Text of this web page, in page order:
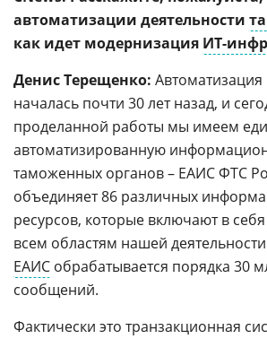
автоматизации деятельности
как идет модернизация ИТ-
Денис Терещенко:
началась почти 30 лет назад, и
проделанной работы мы имеем
автоматизированную
таможенных органов – ЕАИС ФТС
объединяет 86 различных
ресурсов, которые включают в
всем областям нашей
ЕАИС обрабатывается порядка 30
сообщений.
Фактически это транзакционная